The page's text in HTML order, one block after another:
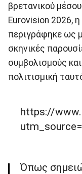
βρετανικού
Eurovision 2026,
περιγράφηκε ως
σκηνικές
συμβολισμούς
πολιτισμική
https://
Όπως